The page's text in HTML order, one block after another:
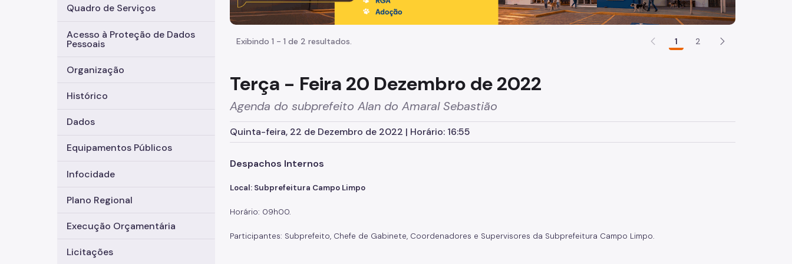
Quadro de Serviços
Acesso à Proteção de Dados
Pessoais
Organização
Histórico
Dados
Equipamentos Públicos
Infocidade
Plano Regional
Execução Orçamentária
Licitações
Exibindo 1 - 1 de 2 resultados. 1 2
Terça - Feira 20 Dezembro de 2022
Agenda do subprefeito Alan do Amaral Sebastião
Quinta-feira, 22 de Dezembro de 2022 | Horário: 16:55
Despachos Internos
Local: Subprefeitura Campo Limpo
Horário: 09h00.
Participantes: Subprefeito, Chefe de Gabinete, Coordenadores e Supervisores da Subprefeitura Campo Limpo.